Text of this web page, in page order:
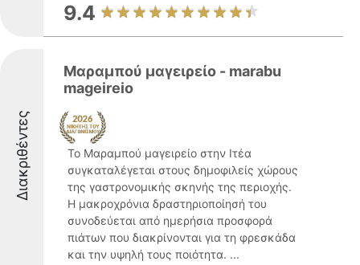
9.4
Διακριθέντες
Mαραμπού μαγειρείο - marabu
mageireio
Το Μαραμπού μαγειρείο στην Ιτέα
συγκαταλέγεται στους δημοφιλείς χώρους
της γαστρονομικής σκηνής της περιοχής.
Η μακροχρόνια δραστηριοποίησή του
συνοδεύεται από ημερήσια προσφορά
πιάτων που διακρίνονται για τη φρεσκάδα
και την υψηλή τους ποιότητα. ...